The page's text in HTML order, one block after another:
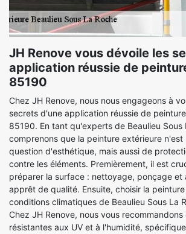
JH Renove vous dévoile les
application réussie de
85190
Chez JH Renove, nous nous engageons à
secrets d'une application réussie de
85190. En tant qu'experts de Beaulieu Sous
comprenons que la peinture extérieure n'est
question d'esthétique, mais aussi de
contre les éléments. Premièrement, il est
préparer la surface : nettoyage, ponçage et
apprêt de qualité. Ensuite, choisir la
conditions climatiques de Beaulieu Sous La
Chez JH Renove, nous vous
résistantes aux UV et à l'humidité,